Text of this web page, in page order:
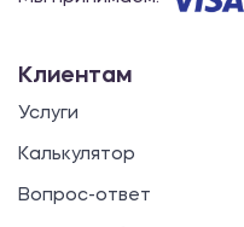
Клиентам
Услуги
Калькулятор
Вопрос-ответ